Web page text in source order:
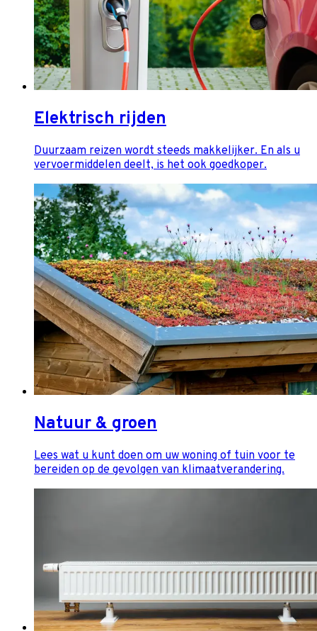
Elektrisch rijden
Duurzaam reizen wordt steeds makkelijker. En als u
vervoermiddelen deelt, is het ook goedkoper.
Natuur & groen
Lees wat u kunt doen om uw woning of tuin voor te
bereiden op de gevolgen van klimaatverandering.